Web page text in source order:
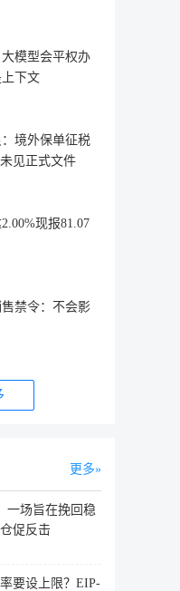
模型会平权办
下文
境外保单征税
见正式文件
现报81.07
禁令：不会影
更多
一场旨在挽回稳
促反击
要设上限？EIP-